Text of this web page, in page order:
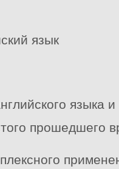
язык
языка
прошедшего